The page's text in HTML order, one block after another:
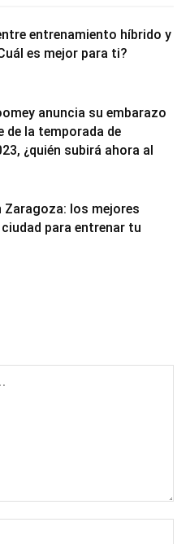
entrenamiento híbrido y
es mejor para ti?
anuncia su embarazo
de la temporada de
¿quién subirá ahora al
Zaragoza: los mejores
para entrenar tu